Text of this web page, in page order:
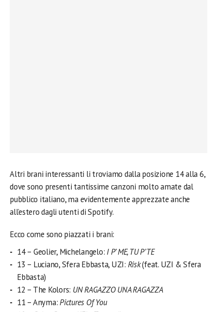
Altri brani interessanti li troviamo dalla posizione 14 alla 6,
dove sono presenti tantissime canzoni molto amate dal
pubblico italiano, ma evidentemente apprezzate anche
all’estero dagli utenti di Spotify.
Ecco come sono piazzati i brani:
14 – Geolier, Michelangelo: I P’ ME, TU P’ TE
13 – Luciano, Sfera Ebbasta, UZI: Risk(feat. UZI & Sfera
Ebbasta)
12 – The Kolors: UN RAGAZZO UNA RAGAZZA
11 – Anyma:Pictures Of You